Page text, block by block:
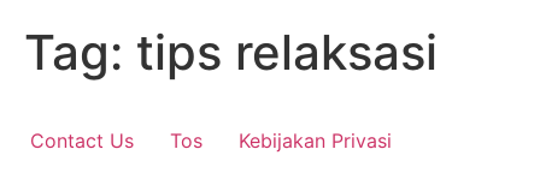
Tag: tips relaksasi
Contact Us Tos Kebijakan Privasi